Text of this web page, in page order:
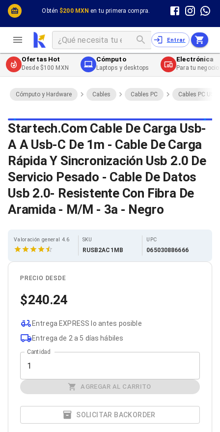
Obtén $200 MXN en tu primera compra.
Cómputo y Hardware
Desktop y Portátiles
Impresión y Consumibles
Celulares y Telefonía
Energía
Entrar
Cómputo y Hardware
Cables
Cables PC
Cables PC USB
Cables PC Serial
Cables PC SATA / eSATA
Cables PC SAS
Cables PC VGA / HD15
Cables de Audio / Video HDMI
Cables de Audio / Video VGA
Cables de Audio / Video RCA
Cables de Audio / Video Toslink
Cables de Energía
Cables de Poder (Interno)
Cables de Poder (Externo)
Cables de Red
Cables Fibra Óptica
Accesorios para Cables
Jacks de Red
Conectores
Herramientas para Cables
Probadores de Cable
Protectores para Cables
Cables para Impresoras
Bobinas
Cableado Estructurado
Cinchos
Adaptadores
Adaptadores PC
Adaptadores PC Serial
Adaptadores PC SATA
Ofertas Hot
Desde $100 MXN
Cómputo
Laptops y desktops
Electrónica
Para tu
Cómputo y Hardware Cables Cables PC Cables PC USB
Startech.Com Cable De Carga Usb-
A A Usb-C De 1m - Cable De Carga
Rápida Y Sincronización Usb 2.0 De
Servicio Pesado - Cable De Datos
Usb 2.0- Resistente Con Fibra De
Aramida - M/M - 3a - Negro
Valoración general 4.6 SKU
RUSB2AC1MB
UPC
065030886666
PRECIO DESDE
240.24
Entrega EXPRESS lo antes posible
Entrega de 2 a 5 días hábiles
Cantidad
AGREGAR AL CARRITO
SOLICITAR BACKORDER